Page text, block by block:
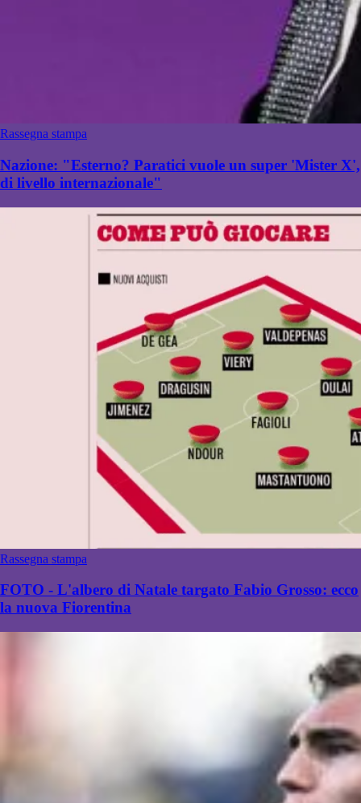
Rassegna stampa
Nazione: "Esterno? Paratici vuole un super 'Mister X',
di livello internazionale"
Rassegna stampa
FOTO - L'albero di Natale targato Fabio Grosso: ecco
la nuova Fiorentina